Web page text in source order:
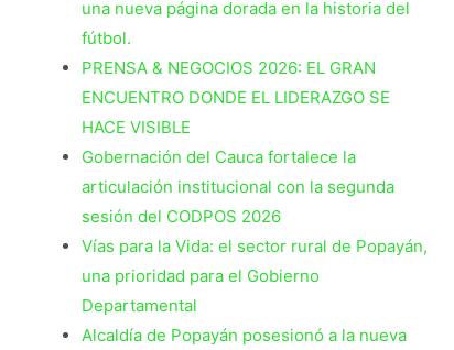
una nueva página dorada en la historia del
fútbol.
PRENSA & NEGOCIOS 2026: EL GRAN
ENCUENTRO DONDE EL LIDERAZGO SE
HACE VISIBLE
Gobernación del Cauca fortalece la
articulación institucional con la segunda
sesión del CODPOS 2026
Vías para la Vida: el sector rural de Popayán,
una prioridad para el Gobierno
Departamental
Alcaldía de Popayán posesionó a la nueva